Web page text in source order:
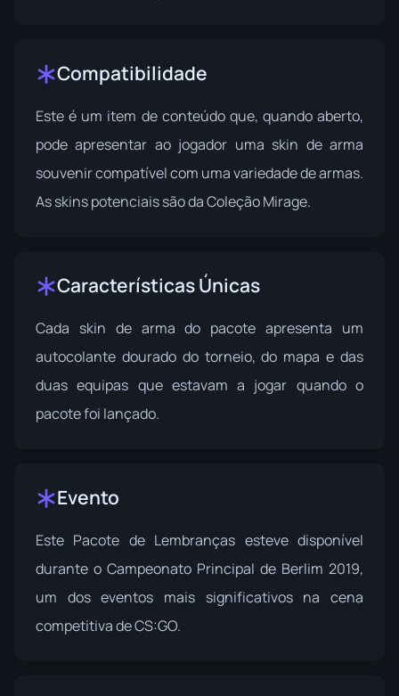
Compatibilidade
Este é um item de conteúdo que, quando aberto,
pode apresentar ao jogador uma skin de arma
souvenir compatível com uma variedade de armas.
As skins potenciais são daColeção Mirage.
Características Únicas
Cada skin de arma do pacote apresenta um
autocolante dourado do torneio, do mapa e das
duas equipas que estavam a jogar quando o
pacote foi lançado.
Evento
Este Pacote de Lembranças esteve disponível
durante o Campeonato Principal de Berlim 2019,
um dos eventos mais significativos na cena
competitiva de CS:GO.